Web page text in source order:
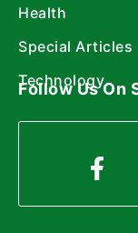
Health
Special Articles
Technology
Follow Us On